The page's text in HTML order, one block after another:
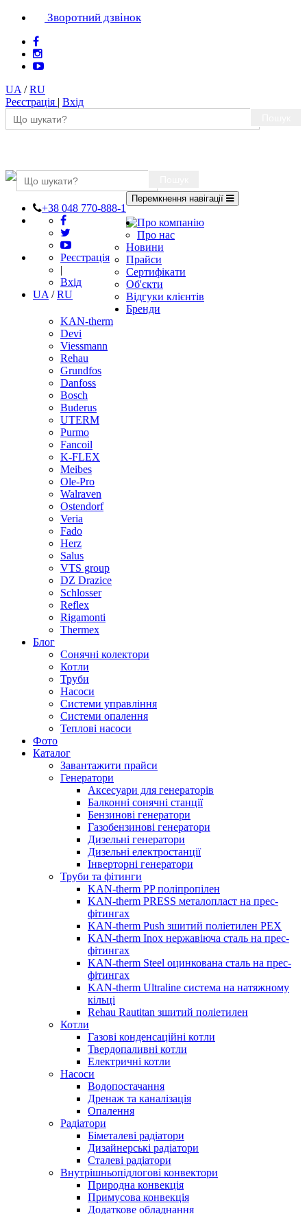
Зворотний дзвінок
UA /RU
Реєстрація | Вхід
+38 048 770-888-1
Реєстрація
|
Вхід
UA /RU
Перемкнення навігації
Про компанію
Про нас
Новини
Прайси
Сертифікати
Об'єкти
Відгуки клієнтів
Бренди
KAN-therm
Devi
Viessmann
Rehau
Grundfos
Danfoss
Bosch
Buderus
UTERM
Purmo
Fancoil
K-FLEX
Meibes
Ole-Pro
Walraven
Ostendorf
Veria
Fado
Herz
Salus
VTS group
DZ Drazice
Schlosser
Reflex
Rigamonti
Thermex
Блог
Сонячні колектори
Котли
Труби
Насоси
Системи управління
Системи опалення
Теплові насоси
Фото
Каталог
Завантажити прайси
Генератори
Аксесуари для генераторів
Балконні сонячні станції
Бензинові генератори
Газобензинові генератори
Дизельні генератори
Дизельні електростанції
Інверторні генератори
Труби та фітинги
KAN-therm PP поліпропілен
KAN-therm PRESS металопласт на прес-
фітингах
KAN-therm Push зшитий поліетилен PEX
KAN-therm Inox нержавіюча сталь на прес-
фітингах
KAN-therm Steel оцинкована сталь на прес-
фітингах
KAN-therm Ultraline система на натяжному
кільці
Rehau Rautitan зшитий поліетилен
Котли
Газові конденсаційні котли
Твердопаливні котли
Електричні котли
Насоси
Водопостачання
Дренаж та каналізація
Опалення
Радіатори
Біметалеві радіатори
Дизайнерські радіатори
Сталеві радіатори
Внутрішньопідлогові конвектори
Природна конвекція
Примусова конвекція
Додаткове обладнання